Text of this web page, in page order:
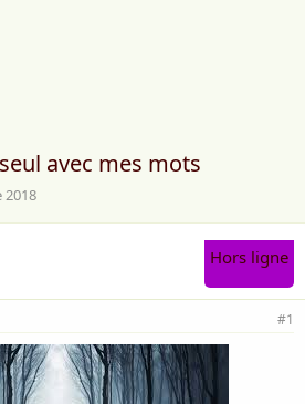
avec mes mots
2018
Hors ligne
#1